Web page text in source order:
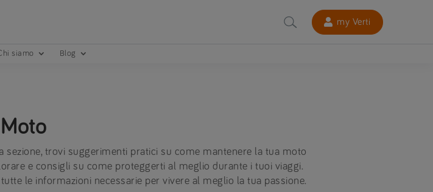
my Verti
siamo Blog
Moto
sezione, trovi suggerimenti pratici su come mantenere la tua moto
e consigli su come proteggerti al meglio durante i tuoi viaggi.
le informazioni necessarie per vivere al meglio la tua passione.